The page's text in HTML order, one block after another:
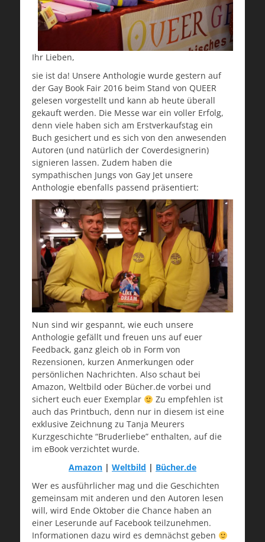
Ihr Lieben,
sie ist da! Unsere Anthologie wurde gestern auf
der Gay Book Fair 2016 beim Stand von QUEER
gelesen vorgestellt und kann ab heute überall
gekauft werden. Die Messe war ein voller Erfolg,
denn viele haben sich am Erstverkaufstag ein
Buch gesichert und es sich von den anwesenden
Autoren (und natürlich der Coverdesignerin)
signieren lassen. Zudem haben die
sympathischen Jungs von Gay Jet unsere
Anthologie ebenfalls passend präsentiert:
Nun sind wir gespannt, wie euch unsere
Anthologie gefällt und freuen uns auf euer
Feedback, ganz gleich ob in Form von
Rezensionen, kurzen Anmerkungen oder
persönlichen Nachrichten. Also schaut bei
Amazon, Weltbild oder Bücher.de vorbei und
sichert euch euer Exemplar
Zu empfehlen ist
auch das Printbuch, denn nur in diesem ist eine
exklusive Zeichnung zu Tanja Meurers
Kurzgeschichte “Bruderliebe” enthalten, auf die
im eBook verzichtet wurde.
Amazon | Weltbild | Bücher.de
Wer es ausführlicher mag und die Geschichten
gemeinsam mit anderen und den Autoren lesen
will, wird Ende Oktober die Chance haben an
einer Leserunde auf Facebook teilzunehmen.
Informationen dazu wird es demnächst geben